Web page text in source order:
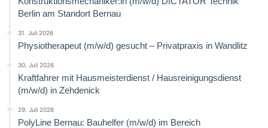
Berlin am Standort Bernau
31. Juli 2026
Physiotherapeut (m/w/d) gesucht – Privatpraxis in Wandlitz
30. Juli 2026
Kraftfahrer mit Hausmeisterdienst / Hausreinigungsdienst
(m/w/d) in Zehdenick
29. Juli 2026
PolyLine Bernau: Bauhelfer (m/w/d) im Bereich